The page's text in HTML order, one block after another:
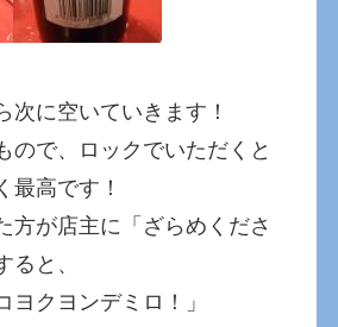
次に空いていきます！
ので、ロックでいただくと
最高です！
方が店主に「ざらめくださ
ると、
ヨクヨンデミロ！」